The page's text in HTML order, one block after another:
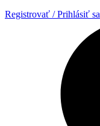
Registrovať / Prihlásiť sa